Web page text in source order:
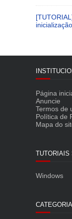
Página
Anuncie
Termos de
Política de
Mapa do
TUTORIAIS
Windows